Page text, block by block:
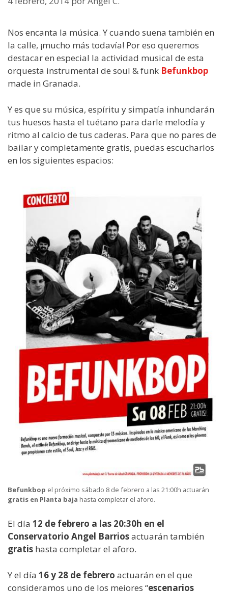
Nos encanta la música. Y cuando suena también en
la calle, ¡mucho más todavía! Por eso queremos
destacar en especial la actividad musical de esta
orquesta instrumental de soul & funk Befunkbop
made in Granada.
Y es que su música, espíritu y simpatía inhundarán
tus huesos hasta el tuétano para darle melodía y
ritmo al calcio de tus caderas. Para que no pares de
bailar y completamente gratis, puedas escucharlos
en los siguientes espacios:
Befunkbop el próximo sábado 8 de febrero a las 21:00h actuarán
gratis en Planta baja hasta completar el aforo.
El día 12 de febrero a las 20:30h en el
Conservatorio Angel Barriosactuarán también
gratis hasta completar el aforo.
Y el día 16 y 28 de febrero actuarán en el que
consideramos uno de los mejores “escenarios